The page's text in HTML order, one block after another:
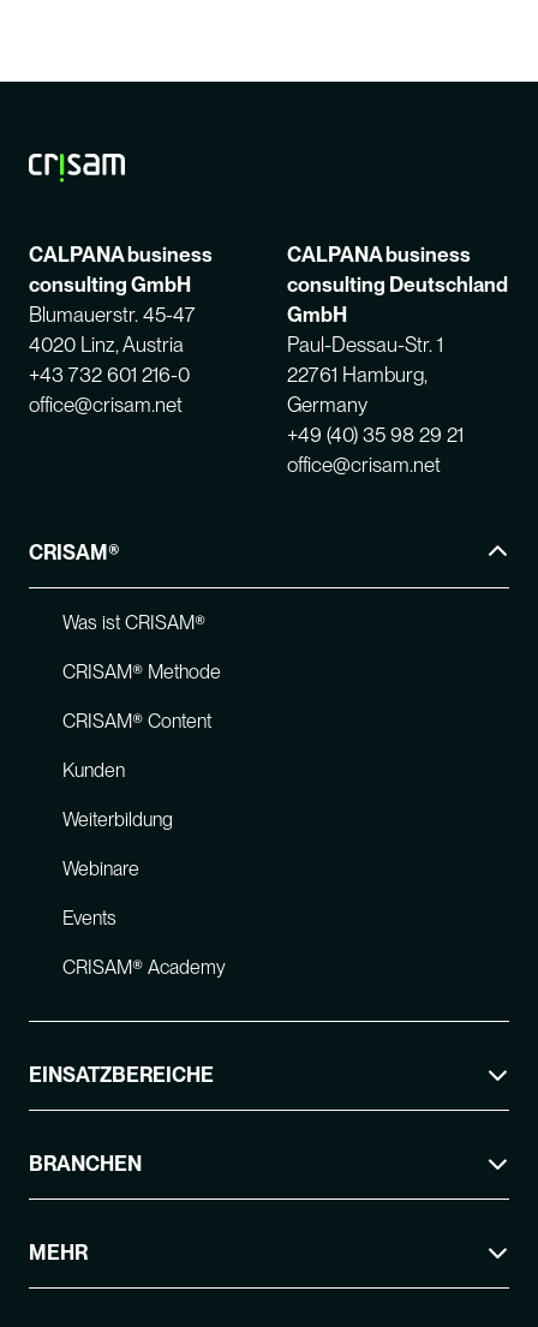
CALPANA business
consulting GmbH
Blumauerstr. 45-47
4020 Linz, Austria
+43 732 601 216-0
office@crisam.net
CALPANA business
consulting Deutschland
GmbH
Paul-Dessau-Str. 1
22761 Hamburg,
Germany
+49 (40) 35 98 29 21
office@crisam.net
CRISAM®
Was ist CRISAM®
CRISAM® Methode
CRISAM® Content
Kunden
Weiterbildung
Webinare
Events
CRISAM® Academy
EINSATZBEREICHE
BRANCHEN
MEHR